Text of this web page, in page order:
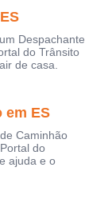
Despachante
do Trânsito
de casa.
em ES
Caminhão
do
ajuda e o